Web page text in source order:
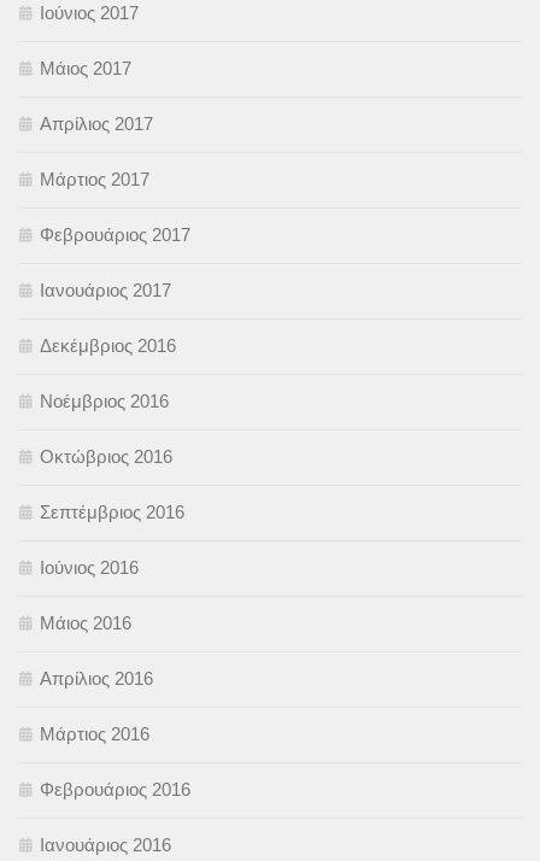
Ιούνιος 2017
Μάιος 2017
Απρίλιος 2017
Μάρτιος 2017
Φεβρουάριος 2017
Ιανουάριος 2017
Δεκέμβριος 2016
Νοέμβριος 2016
Οκτώβριος 2016
Σεπτέμβριος 2016
Ιούνιος 2016
Μάιος 2016
Απρίλιος 2016
Μάρτιος 2016
Φεβρουάριος 2016
Ιανουάριος 2016